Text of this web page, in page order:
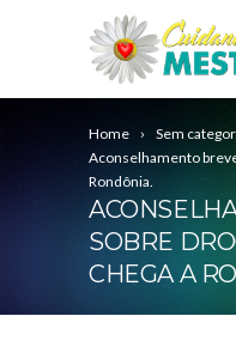
Home
Sem
Aconselhamento
Rondônia.
SOBRE
CHEGA A